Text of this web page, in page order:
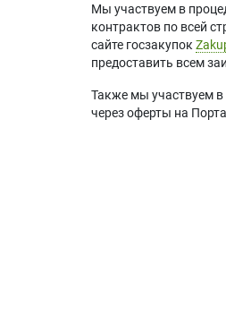
Мы участвуем в
контрактов по всей
сайте госзакупок
предоставить всем
Также мы участвуем
через оферты на